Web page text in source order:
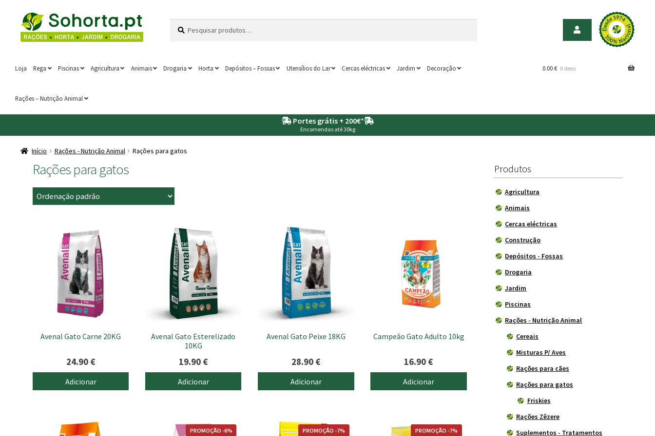
Ir
para
a
Saltar
para
o
por:
Loja Rega Piscinas Agricultura Animais Drogaria Horta Depósitos – Fossas Utensílios do Lar Cercas eléctricas Jardim Decoração
Rações – Nutrição Animal
0.00€ 0 itens
Portes grátis + 200€*
Encomendas até 30kg
Início Rações - Nutrição Animal Rações para gatos
Rações para gatos
Avenal Gato Carne 20KG
24.90 €
Adicionar
Avenal Gato Esterelizado
10KG
19.90 €
Adicionar
Avenal Gato Peixe 18KG
28.90 €
Adicionar
Campeão Gato Adulto 10kg
16.90 €
Adicionar
PROMOÇÃO -6% PROMOÇÃO -7% PROMOÇÃO -7%
Produtos
Agricultura
Animais
Cercas eléctricas
Construção
Depósitos - Fossas
Drogaria
Jardim
Piscinas
Rações - Nutrição Animal
Cereais
Misturas P/ Aves
Rações para cães
Rações para gatos
Friskies
Rações Zêzere
Suplementos - Tratamentos